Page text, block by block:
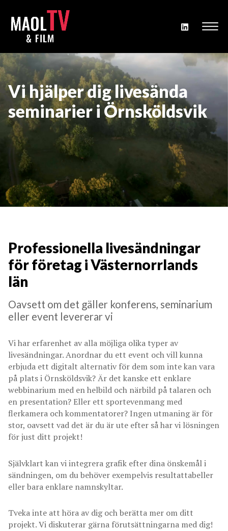
Vi hjälper dig livesända
seminarier i Örnsköldsvik
Professionella livesändningar
för företag i Västernorrlands
län
Oavsett om det gäller konferens, seminarium
eller event levererar vi
Vi har erfarenhet av alla möjliga olika typer av
livesändningar. Anordnar du ett event och vill kunna
erbjuda ett digitalt alternativ för dem som inte kan vara
på plats i Örnsköldsvik? Är det kanske ett enklare
webbinarium med en helbild och närbild på talaren och
en presentation? Eller ett sportevenmang med
flerkamera och kommentatorer? Ingen utmaning är för
stor, oavsett vad det är du är ute efter så har vi lösningen
för just ditt projekt!
Självklart kan vi integrera grafik efter dina önskemål i
sändningen, om du behöver exempelvis resultattabeller
eller bara enklare namnskyltar.
Tveka inte att höra av dig och berätta mer om ditt
projekt. Vi diskuterar gärna förutsättningarna med dig!